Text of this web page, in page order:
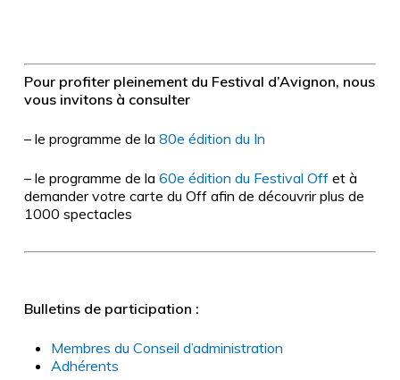
Pour profiter pleinement du Festival d’Avignon, nous
vous invitons à consulter
– le programme de la 80e édition du In
– le programme de la 60e édition du Festival Offet à
demander votre carte du Off afin de découvrir plus de
1000 spectacles
Bulletins de participation :
Membres du Conseil d’administration
Adhérents